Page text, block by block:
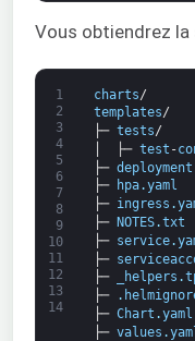
Vous obtiendrez
1
2
3
4
5
6
7
8
9
10
11
12
13
14
charts/
templates/
├─ tests/
├─ test -
├─ deployment
├─
hpa.yaml
├─
ingress .
├─
NOTES.txt
├─
service.
├─
├─
_helpers .
├─
.
├─ Chart .yaml
├─ values .